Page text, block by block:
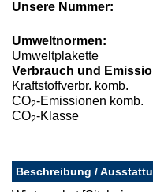
Unsere Nummer:
Umweltnormen:
Umweltplakette
Verbrauch und
Kraftstoffverbr. komb.
CO2-Emissionen komb.
CO2-Klasse
Beschreibung /